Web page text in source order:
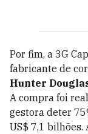
Por fim, a 3G
fabricante de
Hunter
A compra foi
gestora deter
US$ 7,1 bilhões.